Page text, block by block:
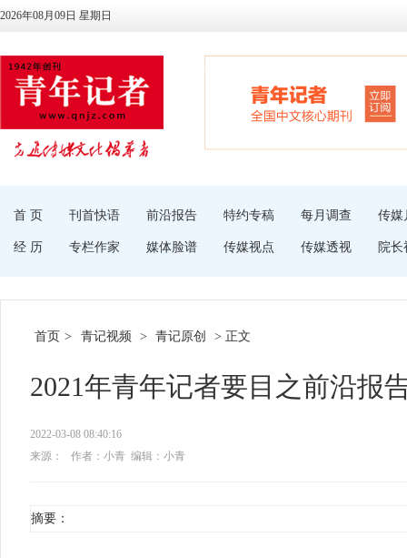
2026年08月09日 星期日
首 页 刊首快语 前沿报告 特约专稿 每月调查 传媒
经 历 专栏作家 媒体脸谱 传媒视点 传媒透视 院长
首页 > 青记视频 > 青记原创 > 正文
2021年青年记者要目之前沿报
2022-03-08 08:40:16
来源：
作者：小青 编辑：小青
摘要：